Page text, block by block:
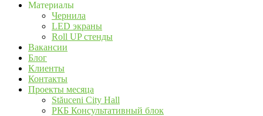
Материалы
Чернила
LED экраны
Roll UP стенды
Вакансии
Блог
Клиенты
Контакты
Проекты месяца
Stăuceni City Hall
РКБ Консультативный блок